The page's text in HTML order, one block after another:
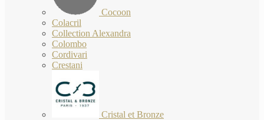
Cocoon
Colacril
Collection Alexandra
Colombo
Cordivari
Crestani
Cristal et Bronze